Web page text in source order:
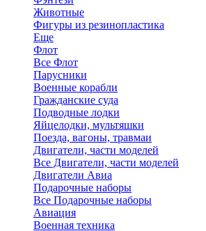
Животные
Фигуры из резинопластика
Еще
Флот
Все Флот
Парусники
Военные корабли
Гражданские суда
Подводные лодки
Яйцелодки, мультяшки
Поезда, вагоны, травмаи
Двигатели, части моделей
Все Двигатели, части моделей
Двигатели Авиа
Подарочные наборы
Все Подарочные наборы
Авиация
Военная техника